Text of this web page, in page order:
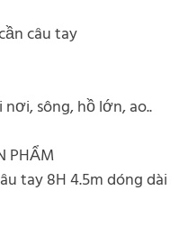
câu tay
sông, hồ lớn, ao..
PHẨM
tay 8H 4.5m dóng dài